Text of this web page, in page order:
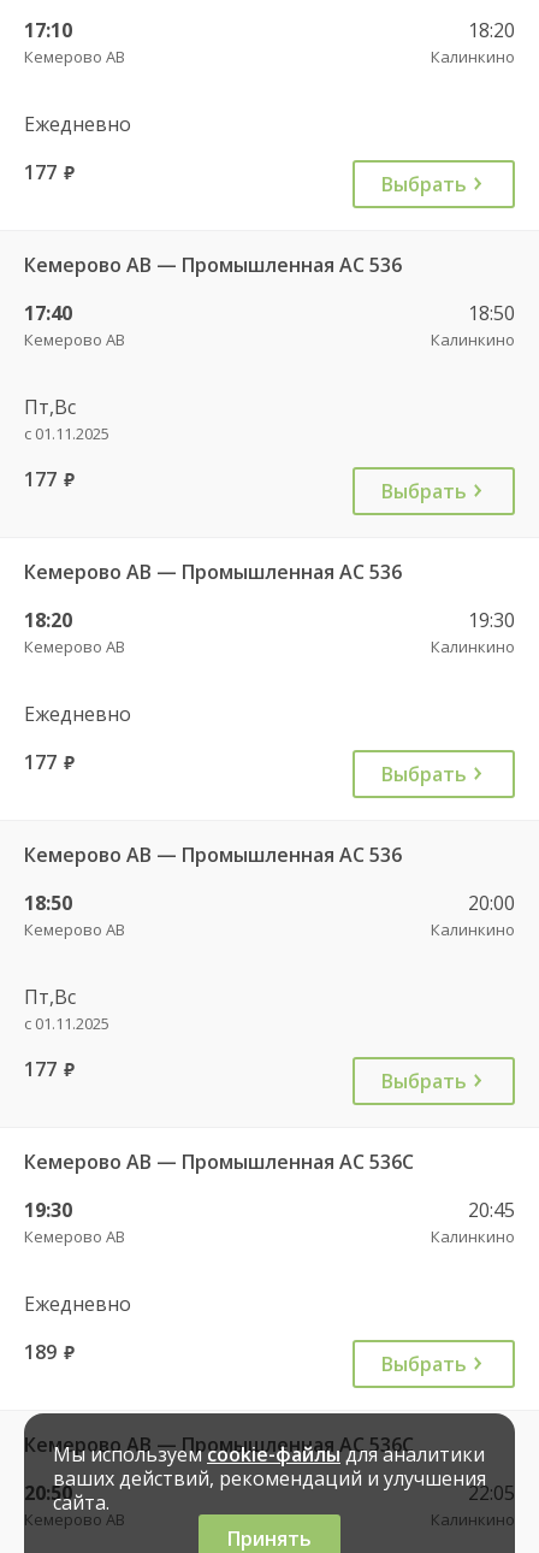
17:10
Кемерово АВ
18:20
Калинкино
Ежедневно
177 руб. Выбрать
Кемерово АВ — Промышленная АС 536
17:40
Кемерово АВ
18:50
Калинкино
Пт,Вс
с 01.11.2025
177 руб. Выбрать
Кемерово АВ — Промышленная АС 536
18:20
Кемерово АВ
19:30
Калинкино
Ежедневно
177 руб. Выбрать
Кемерово АВ — Промышленная АС 536
18:50
Кемерово АВ
20:00
Калинкино
Пт,Вс
с 01.11.2025
177 руб. Выбрать
Кемерово АВ — Промышленная АС 536С
19:30
Кемерово АВ
20:45
Калинкино
Ежедневно
189 руб. Выбрать
Кемерово АВ — Промышленная АС 536С
20:50
Кемерово АВ
22:05
Калинкино
Мы используемcookie-файлыдля аналитики
ваших действий, рекомендаций и улучшения
сайта.
Принять